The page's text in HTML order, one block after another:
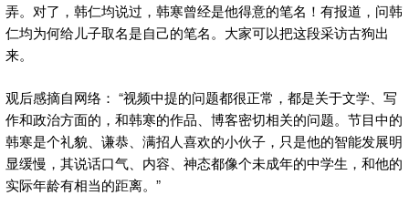
弄。对了，韩仁均说过，韩寒曾经是他得意的笔名！有报道，问韩
仁均为何给儿子取名是自己的笔名。大家可以把这段采访古狗出
来。
观后感摘自网络： “视频中提的问题都很正常，都是关于文学、写
作和政治方面的，和韩寒的作品、博客密切相关的问题。节目中的
韩寒是个礼貌、谦恭、满招人喜欢的小伙子，只是他的智能发展明
显缓慢，其说话口气、内容、神态都像个未成年的中学生，和他的
实际年龄有相当的距离。”